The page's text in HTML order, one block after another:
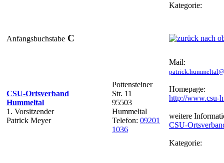
Kategorie:
Anfangsbuchstabe C
CSU-Ortsverband
Hummeltal
1. Vorsitzender
Patrick Meyer
Pottensteiner
Str. 11
95503
Hummeltal
Telefon: 09201
1036
Mail:
Homepage:
http://www.csu-
weitere
CSU-
Kategorie: